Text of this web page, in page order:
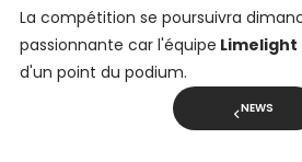
La compétition se poursuivra
passionnante car l'équipe Limelight
d'un point du podium.
NEWS